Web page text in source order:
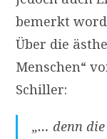
bemerkt
Über die
Menschen“
Schiller:
„… denn